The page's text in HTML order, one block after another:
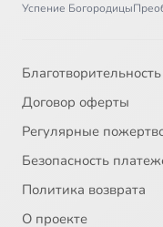
Успение Богородицы
Благотворительность
Договор оферты
Регулярные
Безопасность
Политика возврата
О проекте